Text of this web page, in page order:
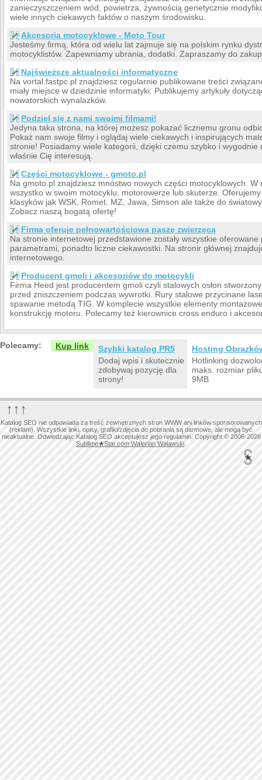
zanieczyszczeniem wód, powietrza, żywnością genetycznie
wiele innych ciekawych faktów o naszym środowisku.
Akcesoria motocyklowe - Moto Tour
Jesteśmy firmą, która od wielu lat zajmuje się na polskim rynku
motocyklistów. Zapewniamy ubrania, dodatki. Zapraszamy do
Najświeższe aktualności informatyczne
Na vortal.fastpc.pl znajdziesz regularnie publikowane treści
miały miejsce w dziedzinie informatyki. Publikujemy artykuły
nowatorskich wynalazków.
Podziel się z nami swoimi filmami!
Jedyna taka strona, na której możesz pokazać licznemu gronu
Pokaż nam swoje filmy i oglądaj wiele ciekawych i inspirujących
stronie! Posiadamy wiele kategorii, dzięki czemu szybko i
właśnie Cię interesują.
Części motocyklowe - gmoto.pl
Na gmoto.pl znajdziesz mnóstwo nowych części motocyklowych. W
wszystko w swoim motocyklu, motorowerze lub skuterze.
klasyków jak WSK, Romet, MZ, Jawa, Simson ale także do
Zobacz naszą bogatą ofertę!
Firma oferuje pełnowartościową paszę zwierzęcą
Na stronie internetowej przedstawione zostały wszystkie
parametrami, ponadto liczne ciekawostki. Na stronir głównej
internetowego.
Producent gmoli i akcesoriów do motocykli
Firma Heed jest producentem gmoli czyli stalowych osłon
przed zniszczeniem podczas wywrotki. Rury stalowe przycinane
spawanie metodą TIG. W komplecie wszystkie elementy
konstrukcję motoru. Polecamy też kierownice cross enduro i
Polecamy: Kup link
Szybki katalog PR5
Dodaj wpis i skutecznie
zdobywaj pozycję dla
strony!
Hosting
Hotlinking
maks. rozmiar
9MB
↑↑↑
Katalog SEO nie odpowiada za treść zewnętrznych stron WWW ani linków sponsorowanych
(reklam). Wszystkie linki, opisy, grafiki/zdjęcia do pobrania są darmowe, ale mogą być
nieaktualne. Odwiedzając Katalog SEO akceptujesz jego regulamin. Copyright © 2006-2026
Sublime★Star.com Walerian Walawski